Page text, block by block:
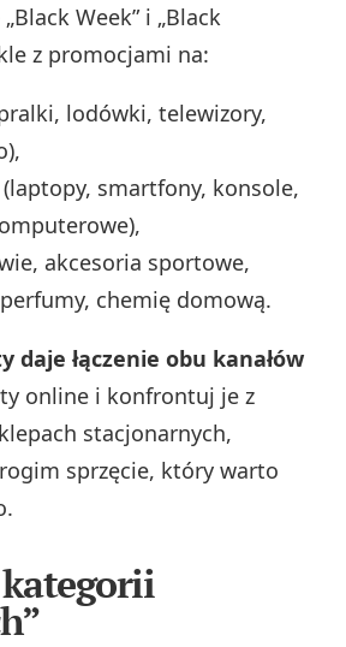
Week” i „Black
z promocjami na:
lodówki, telewizory,
smartfony, konsole,
akcesoria sportowe,
chemię domową.
daje łączenie obu kanałów
online i konfrontuj je z
stacjonarnych,
sprzęcie, który warto